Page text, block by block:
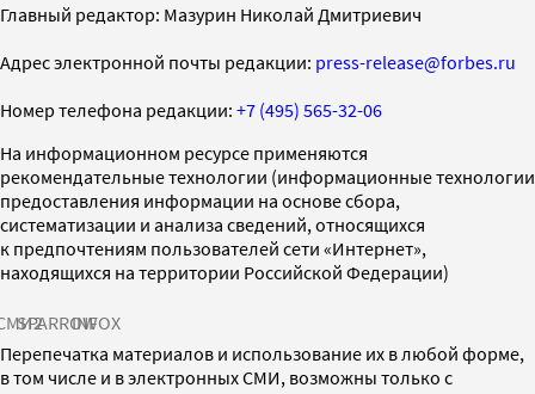
Главный редактор: Мазурин Николай Дмитриевич
Адрес электронной почты редакции: press-release@forbes.ru
Номер телефона редакции: +7 (495) 565-32-06
На информационном ресурсе применяются
рекомендательные технологии (информационные технологии
предоставления информации на основе сбора,
систематизации и анализа сведений, относящихся
к предпочтениям пользователей сети «Интернет»,
находящихся на территории Российской Федерации)
SPARROWINFOX
Перепечатка материалов и использование их в любой форме,
в том числе и в электронных СМИ, возможны только с